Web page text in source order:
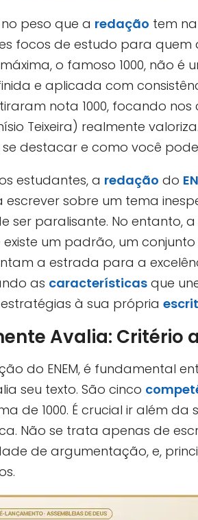
peso que a redação tem
focos de estudo para
o famoso 1000, não é
e aplicada com
nota 1000, focando nos
Teixeira) realmente
destacar e como você pode
estudantes, a redação do
escrever sobre um tema
ser paralisante. No entanto,
um padrão, um
a estrada para a
as características que
à sua própria
Avalia: Critério
do ENEM, é fundamental
seu texto. São cinco
de 1000. É crucial ir além
Não se trata apenas de
de argumentação, e,